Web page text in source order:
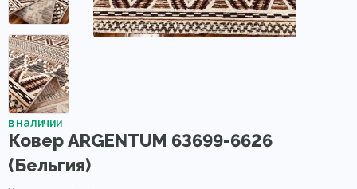
в наличии
Ковер ARGENTUM 63699-6626
(Бельгия)